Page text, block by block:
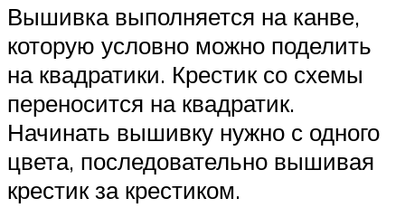
Вышивка выполняется на канве,
которую условно можно поделить
на квадратики. Крестик со схемы
переносится на квадратик.
Начинать вышивку нужно с одного
цвета, последовательно вышивая
крестик за крестиком.